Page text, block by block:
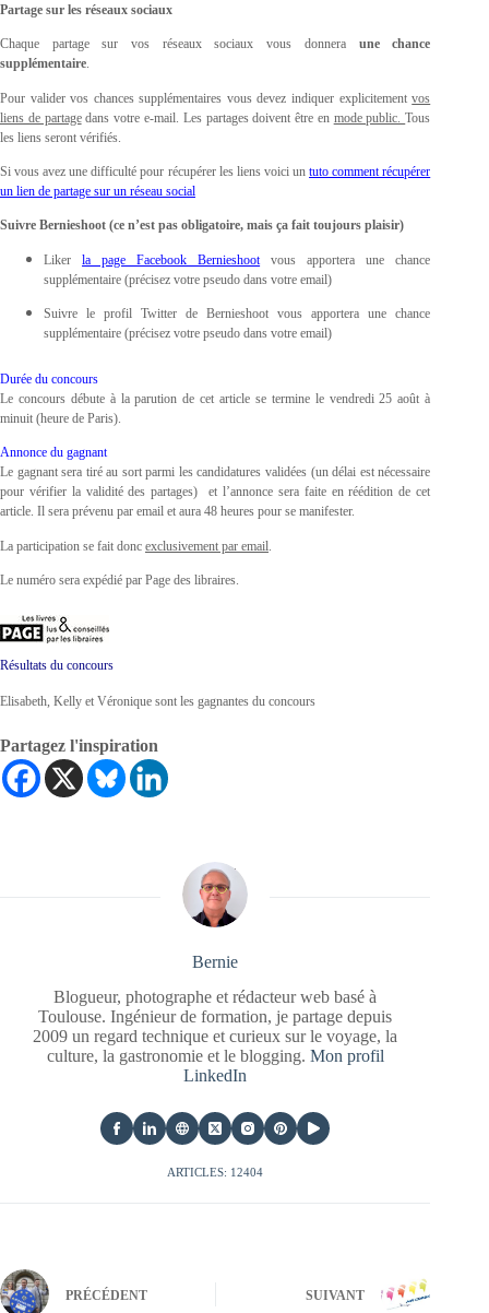
Partage sur les réseaux sociaux
Chaque partage sur vos réseaux sociaux vous donnera une chance
supplémentaire.
Pour valider vos chances supplémentaires vous devez indiquer explicitementvos
liens de partagedans votre e-mail. Les partages doivent être en mode public.Tous
les liens seront vérifiés.
Si vous avez une difficulté pour récupérer les liens voici untuto comment récupérer
un lien de partage sur un réseau social
Suivre Bernieshoot (ce n’est pas obligatoire, mais ça fait toujours plaisir)
Likerla page Facebook Bernieshoot vous apportera une chance
supplémentaire (précisez votre pseudo dans votre email)
Suivre le profil Twitter de Bernieshoot vous apportera une chance
supplémentaire (précisez votre pseudo dans votre email)
Durée du concours
Le concours débute à la parution de cet article se termine le vendredi 25 août à
minuit (heure de Paris).
Annonce du gagnant
Le gagnant sera tiré au sort parmi les candidatures validées (un délai est nécessaire
pour vérifier la validité des partages) et l’annonce sera faite en réédition de cet
article. Il sera prévenu par email et aura 48 heures pour se manifester.
La participation se fait donc exclusivement par email
Le numéro sera expédié par Page des libraires.
Résultats du concours
Elisabeth, Kelly et Véronique sont les gagnantes du concours
Partagez l'inspiration
Bernie
Blogueur, photographe et rédacteur web basé à
Toulouse. Ingénieur de formation, je partage depuis
2009 un regard technique et curieux sur le voyage, la
culture, la gastronomie et le blogging. Mon profil
LinkedIn
ARTICLES: 12404
PRÉCÉDENT SUIVANT